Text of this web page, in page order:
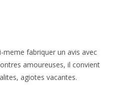
fabriquer un avis avec
amoureuses, il convient
agiotes vacantes.